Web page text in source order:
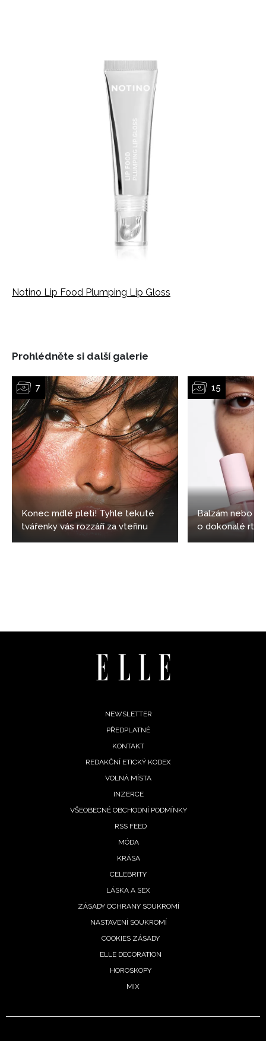
Přihlášením k newsletteru souhlasíte s
- BurdaMedia Extra s.r.o. bude s
Vašimi údaji pracovat zejména k organizaci a
vyhodnocení akce a zasílání novinek.
informace od našich partnerů? Pokud souhlasíte se
zpracováním údajů k tomuto účelu podle
soukromí BurdaMedia Extra s.r.o.
Notino Lip Food Plumping Lip Gloss
Prohlédněte si další galerie
Konec mdlé pleti! Tyhle tekuté
tvářenky vás rozzáří za vteřinu
Balzám nebo
o dokonalé rty
NEWSLETTER
PŘEDPLATNÉ
KONTAKT
REDAKČNÍ ETICKÝ KODEX
VOLNÁ MÍSTA
INZERCE
VŠEOBECNÉ OBCHODNÍ PODMÍNKY
RSS FEED
MÓDA
KRÁSA
CELEBRITY
LÁSKA A SEX
ZÁSADY OCHRANY SOUKROMÍ
NASTAVENÍ SOUKROMÍ
COOKIES ZÁSADY
ELLE DECORATION
HOROSKOPY
MIX